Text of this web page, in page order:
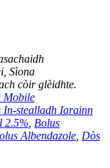
Sìona
còir glèidhte.
Mobile
In-stealladh Iarainn
2.5% Bolus
Albendazole Dòs